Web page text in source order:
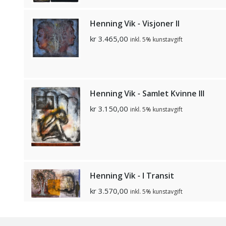
Henning Vik - Visjoner II
kr 3.465,00 inkl. 5% kunstavgift
Henning Vik - Samlet Kvinne III
kr 3.150,00 inkl. 5% kunstavgift
Henning Vik - I Transit
kr 3.570,00 inkl. 5% kunstavgift